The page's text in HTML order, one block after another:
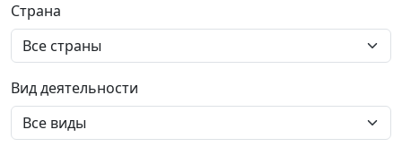
Страна
Вид деятельности